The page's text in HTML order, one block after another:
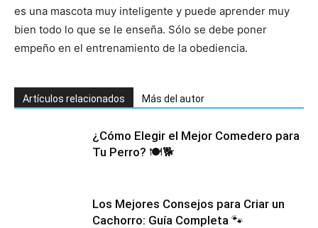
–
de
Cachorros
es una mascota muy inteligente y puede aprender muy
bien todo lo que se le enseña. Sólo se debe poner
empeño en el entrenamiento de la obediencia.
Artículos relacionados Más del autor
¿Cómo Elegir el Mejor Comedero para
Tu Perro? 🍽️🐕
Los Mejores Consejos para Criar un
Cachorro: Guía Completa 🐾